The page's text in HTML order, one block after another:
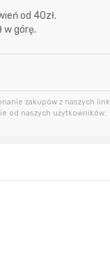
od 40zł.
w górę.
zakupów z naszych
od naszych użytkowników.
parsley81